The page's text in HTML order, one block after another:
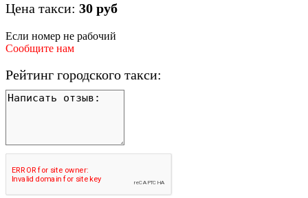
Цена такси: 30 руб
Если номер не рабочий
Сообщите нам
Рейтинг городского такси: